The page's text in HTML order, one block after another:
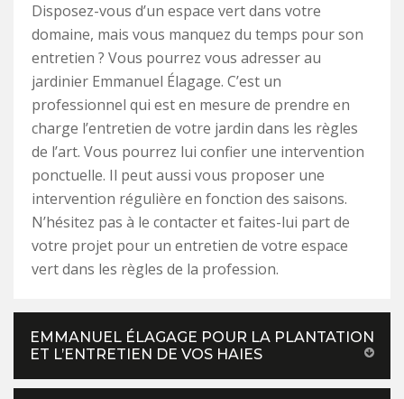
Disposez-vous d’un espace vert dans votre
domaine, mais vous manquez du temps pour son
entretien ? Vous pourrez vous adresser au
jardinier Emmanuel Élagage. C’est un
professionnel qui est en mesure de prendre en
charge l’entretien de votre jardin dans les règles
de l’art. Vous pourrez lui confier une intervention
ponctuelle. Il peut aussi vous proposer une
intervention régulière en fonction des saisons.
N’hésitez pas à le contacter et faites-lui part de
votre projet pour un entretien de votre espace
vert dans les règles de la profession.
EMMANUEL ÉLAGAGE POUR LA PLANTATION
ET L’ENTRETIEN DE VOS HAIES